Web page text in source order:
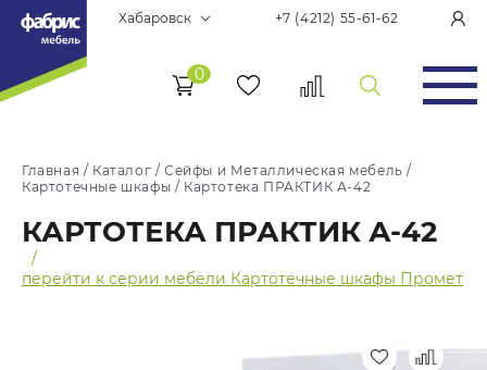
Хабаровск +7 (4212) 55-61-62
0
Главная / Каталог /Сейфы и Металлическая мебель /
Картотечные шкафы / Картотека ПРАКТИК А-42
КАРТОТЕКА ПРАКТИК А-42
/
перейти к серии мебели Картотечные шкафы Промет